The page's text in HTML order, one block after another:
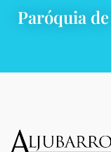
Paróquia